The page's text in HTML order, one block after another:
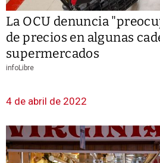
La OCU denuncia
de precios en algunas
supermercados
infoLibre
4 de abril de 2022